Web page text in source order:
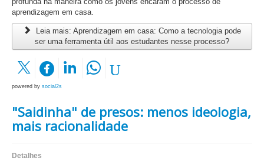
aprendizagem em casa.
Leia mais: Aprendizagem em casa: Como a tecnologia pode
ser uma ferramenta útil aos estudantes nesse processo?
powered by social2s
"Saidinha" de presos: menos ideologia,
mais racionalidade
Detalhes